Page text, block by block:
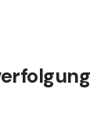
Vorlagen.